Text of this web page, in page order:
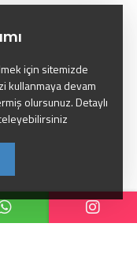
için sitemizde
kullanmaya devam
olursunuz. Detaylı